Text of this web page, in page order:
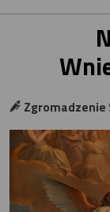
Zgromadzenie